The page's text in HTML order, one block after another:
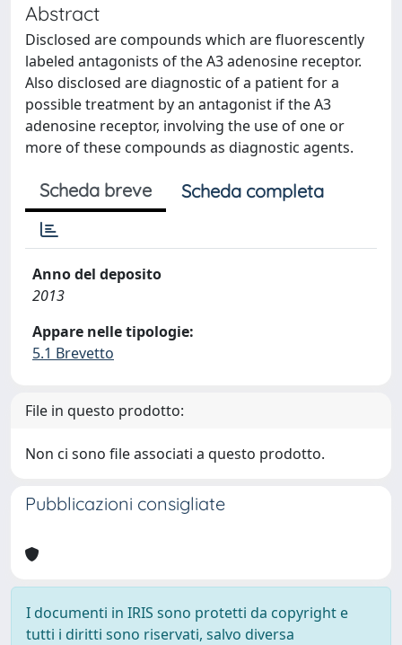
Abstract
Disclosed are compounds which are fluorescently
labeled antagonists of the A3 adenosine receptor.
Also disclosed are diagnostic of a patient for a
possible treatment by an antagonist if the A3
adenosine receptor, involving the use of one or
more of these compounds as diagnostic agents.
Scheda breve Scheda completa
Anno del deposito
2013
Appare nelle tipologie:
5.1 Brevetto
File in questo prodotto:
Non ci sono file associati a questo prodotto.
Pubblicazioni consigliate
I documenti in IRIS sono protetti da copyright e
tutti i diritti sono riservati, salvo diversa